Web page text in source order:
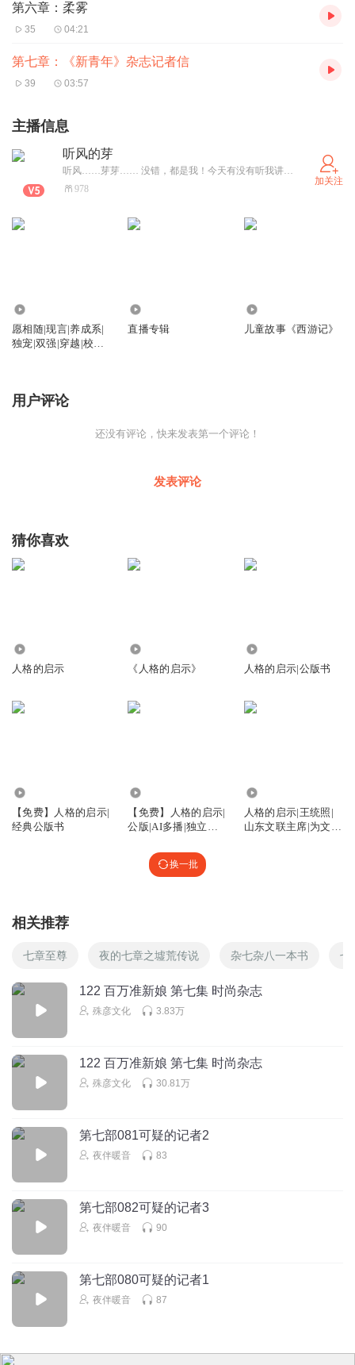
第六章：柔雾
35 04:21
第七章：《新青年》杂志记者信
39 03:57
主播信息
听风的芽
听风……芽芽…… 没错，都是我！今天有没有听我讲故事呀
978
加关注
愿相随|现言|养成系|
独宠|双强|穿越|校园|
直播专辑 儿童故事《西游记》
用户评论
还没有评论，快来发表第一个评论！
发表评论
猜你喜欢
人格的启示 《人格的启示》 人格的启示|公版书
【免费】人格的启示|
经典公版书
【免费】人格的启示|
公版|AI多播|独立成
人格的启示|王统照|
山东文联主席|为文即
换一批
相关推荐
七章至尊 夜的七章之墟荒传说 杂七杂八一本书 七
122 百万准新娘 第七集 时尚杂志
殊彦文化 3.83万
122 百万准新娘 第七集 时尚杂志
殊彦文化 30.81万
第七部081可疑的记者2
夜伴暖音 83
第七部082可疑的记者3
夜伴暖音 90
第七部080可疑的记者1
夜伴暖音 87